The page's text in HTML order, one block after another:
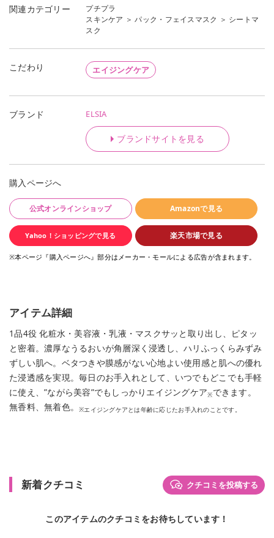
関連カテゴリー
プチプラ
スキンケア ＞パック・フェイスマスク ＞ シートマ
スク
こだわり エイジングケア
ブランド ELSIA
ブランドサイトを見る
購入ページへ
公式オンラインショップ Amazonで見る
Yahoo！ショッピングで見る 楽天市場で見る
※本ページ『購入ページへ』部分はメーカー・モールによる広告が含まれます。
アイテム詳細
1品4役 化粧水・美容液・乳液・マスクサッと取り出し、ピタッ
と密着。濃厚なうるおいが角層深く浸透し、ハリふっくらみずみ
ずしい肌へ。ベタつきや膜感がない心地よい使用感と肌への優れ
た浸透感を実現。毎日のお手入れとして、いつでもどこでも手軽
に使え、”ながら美容”でもしっかりエイジングケア※できます。
無香料、無着色。※エイジングケアとは年齢に応じたお手入れのことです。
新着クチコミ クチコミを投稿する
このアイテムのクチコミをお待ちしています！